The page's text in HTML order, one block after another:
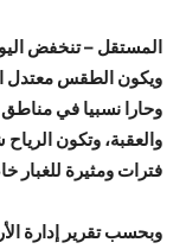
المستقل – تنخفض
ويكون الطقس معتدل
وحارا نسبيا في مناطق
والعقبة، وتكون
فترات ومثيرة للغبار
وبحسب تقرير إدارة